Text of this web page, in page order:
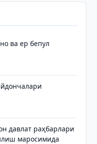
ва ер бепул
давлат раҳбарлари
маросимида